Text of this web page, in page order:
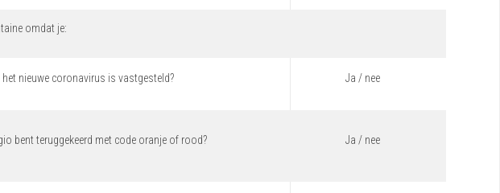
omdat je:
nieuwe coronavirus is vastgesteld? Ja / nee
bent teruggekeerd met code oranje of rood? Ja / nee